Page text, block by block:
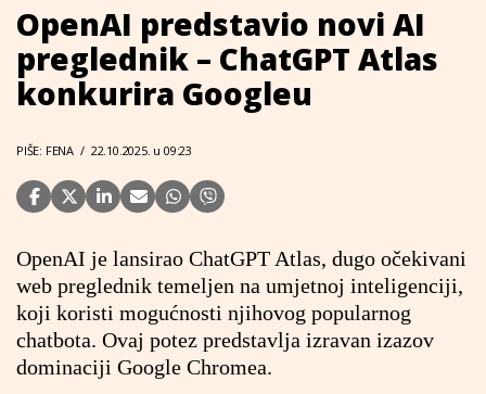
OpenAI predstavio novi AI
preglednik – ChatGPT Atlas
konkurira Googleu
PIŠE: FENA / 22.10.2025. u 09:23
OpenAI je lansirao ChatGPT Atlas, dugo očekivani
web preglednik temeljen na umjetnoj inteligenciji,
koji koristi mogućnosti njihovog popularnog
chatbota. Ovaj potez predstavlja izravan izazov
dominaciji Google Chromea.